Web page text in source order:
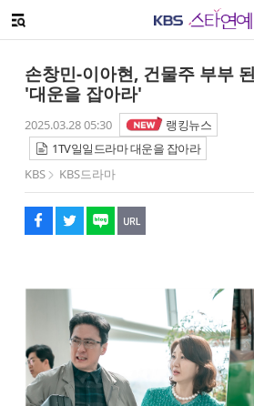
메뉴 열기
손창민-이아현, 건물주 부부
'대운을 잡아라'
2025.03.28 05:30
랭킹뉴스
1TV일일드라마 대운을 잡아라
KBS
KBS드라마
페이스북
트위터
네이버
URL복사
글씨 작게보기
글씨 크게보기